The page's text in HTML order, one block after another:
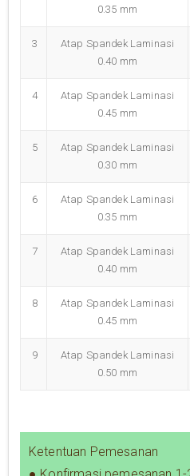
0.35 mm
3
Atap Spandek Laminasi
0.40 mm
4
Atap Spandek Laminasi
0.45 mm
5
Atap Spandek Laminasi
0.30 mm
6
Atap Spandek Laminasi
0.35 mm
7
Atap Spandek Laminasi
0.40 mm
8
Atap Spandek Laminasi
0.45 mm
9
Atap Spandek Laminasi
0.50 mm
Ketentuan Pemesanan